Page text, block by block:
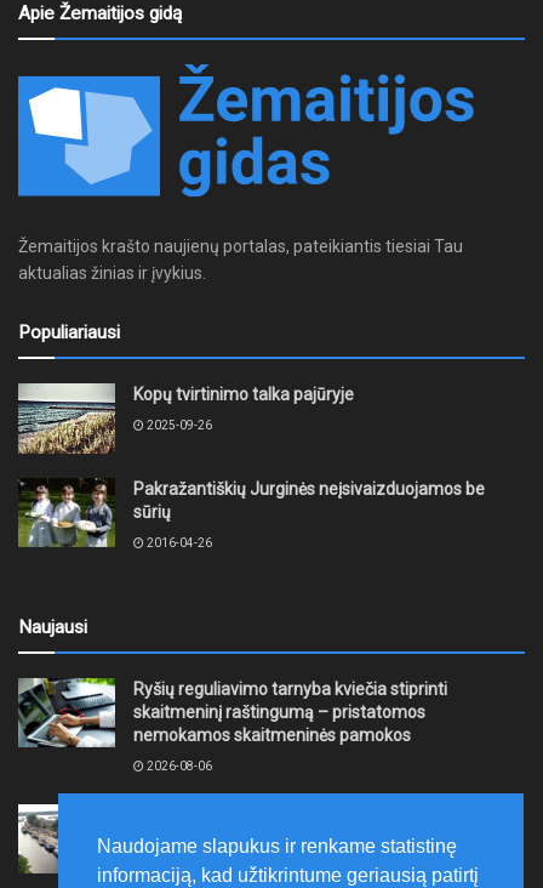
Apie Žemaitijos gidą
Žemaitijos krašto naujienų portalas, pateikiantis tiesiai Tau
aktualias žinias ir įvykius.
Populiariausi
Kopų tvirtinimo talka pajūryje
2025-09-26
Pakražantiškių Jurginės neįsivaizduojamos be
sūrių
2016-04-26
Naujausi
Ryšių reguliavimo tarnyba kviečia stiprinti
skaitmeninį raštingumą – pristatomos
nemokamos skaitmeninės pamokos
2026-08-06
Klaipėdoje juda į priekį
2026-08-06
Naudojame slapukus ir renkame statistinę
informaciją, kad užtikrintume geriausią patirtį